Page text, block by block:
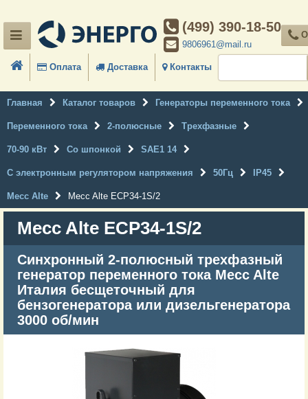
(499) 390-18-50
9806961@mail.ru
Оплата Доставка Контакты
Главная Каталог товаров Генераторы переменного тока
Переменного тока 2-полюсные Трехфазные
70-90 кВт Со шпонкой SAE1 14
С электронным регулятором напряжения 50Гц IP45
Mecc Alte Mecc Alte ECP34-1S/2
Mecc Alte ECP34-1S/2
Синхронный 2-полюсный трехфазный
генератор переменного тока Mecc Alte
Италия бесщеточный для
бензогенератора или дизельгенератора
3000 об/мин